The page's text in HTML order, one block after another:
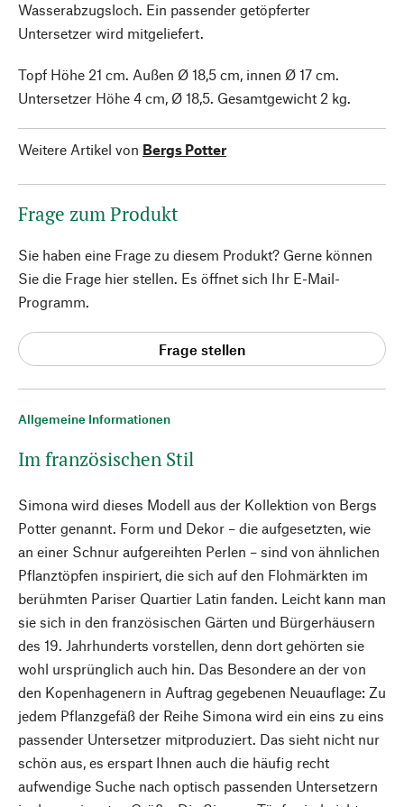
Allgemeine Informationen
Im französischen Stil
Simona wird dieses Modell aus der Kollektion von Bergs
Potter genannt. Form und Dekor – die aufgesetzten, wie
an einer Schnur aufgereihten Perlen – sind von ähnlichen
Pflanztöpfen inspiriert, die sich auf den Flohmärkten im
berühmten Pariser Quartier Latin fanden. Leicht kann man
sie sich in den französischen Gärten und Bürgerhäusern
des 19. Jahrhunderts vorstellen, denn dort gehörten sie
wohl ursprünglich auch hin. Das Besondere an der von
den Kopenhagenern in Auftrag gegebenen Neuauflage: Zu
jedem Pflanzgefäß der Reihe Simona wird ein eins zu eins
passender Untersetzer mitproduziert. Das sieht nicht nur
schön aus, es erspart Ihnen auch die häufig recht
aufwendige Suche nach optisch passenden Untersetzern
Wasserabzugsloch. Ein passender getöpferter
Untersetzer wird mitgeliefert.
Topf Höhe 21 cm. Außen Ø 18,5 cm, innen Ø 17 cm.
Untersetzer Höhe 4 cm, Ø 18,5. Gesamtgewicht 2 kg.
Weitere Artikel von Bergs Potter
Frage zum Produkt
Sie haben eine Frage zu diesem Produkt? Gerne können
Sie die Frage hier stellen. Es öffnet sich Ihr E-Mail-
Programm.
Frage stellen